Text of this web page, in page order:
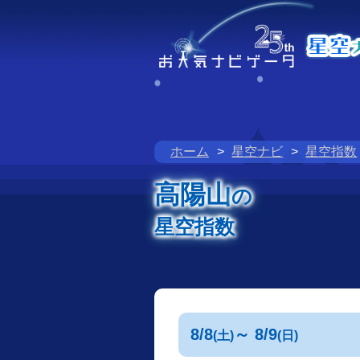
ホーム 星空ナビ 星空指数
高陽山の
星空指数
8/8(土) ～ 8/9(日)